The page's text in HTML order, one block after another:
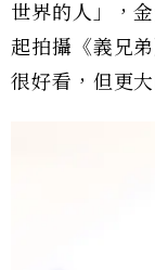
世界的人」，
起拍攝《義兄
很好看，但更